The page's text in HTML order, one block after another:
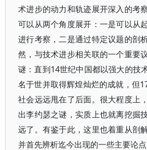
术进步的动力和轨迹展开深入的考
可以从两个角度展开：一是可以从
进行考察，二是通过特定议题的剖
然，与技术进步相关联的一个重要
谜：直到14世纪中国都以强大的技
名于世并取得辉煌灿烂的成就，但
社会远远甩在了后面。很大程度上
出李约瑟之谜，实质上也就离挖掘
远了。有鉴于此，这里也着重从剖
并首先辨析迄今出现的一些主要论点